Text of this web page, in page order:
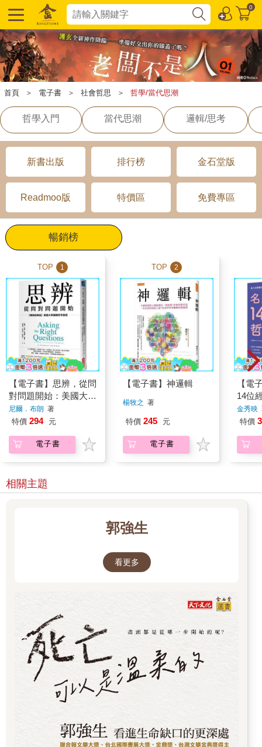
0
首頁 ＞ 電子書 ＞ 社會哲思 ＞ 哲學/當代思潮
哲學入門 當代思潮 邏輯/思考
新書出版 排行榜 金石堂版
Readmoo版 特價區 免費專區
暢銷榜
TOP 1
【電子書】思辨，從問
對問題開始：美國大學
邏輯思考聖經
尼爾．布朗 著
特價 294 元
電子書
TOP 2
【電子書】神邏輯
楊牧之 著
特價 245 元
電子書
【電
14位
（二
金秀映
特價
相關主題
郭強生
看更多